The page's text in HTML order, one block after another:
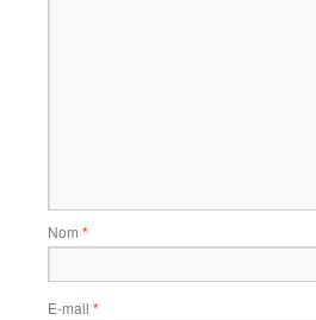
Nom *
E-mail *